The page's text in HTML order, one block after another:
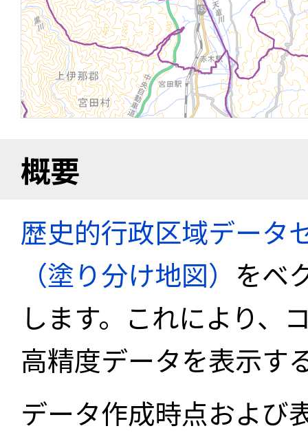
概要
歴史的行政区域データ
（塗り分け地図） をベ
します。これにより、
高精度データを表示す
データ作成時点および